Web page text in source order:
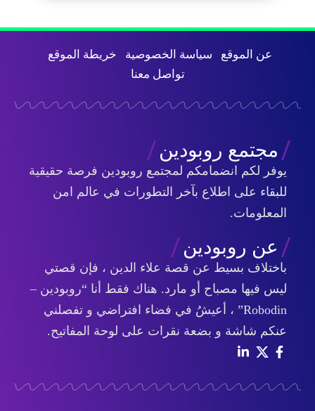
عن الموقع سياسة الخصوصية
خريطة الموقع
تواصل معنا
مجتمع روبودين
يوفر لكم انضمامكم لمجتمع روبودين فرصة حقيقية
للبقاء على اطلاع بآخر التطورات في عالم امن
المعلومات.
عن روبودين
باختلاف بسيط عن قصة علاء الدين ، فإن قصتي
ليس فيها مصباح أو مارد. هناك فقط أنا “روبودين –
Robodin” ، أعيشُ في فضاء افتراضي و تفصلني
عنكم شاشة و بضعة نقرات على لوحة المفاتيح.